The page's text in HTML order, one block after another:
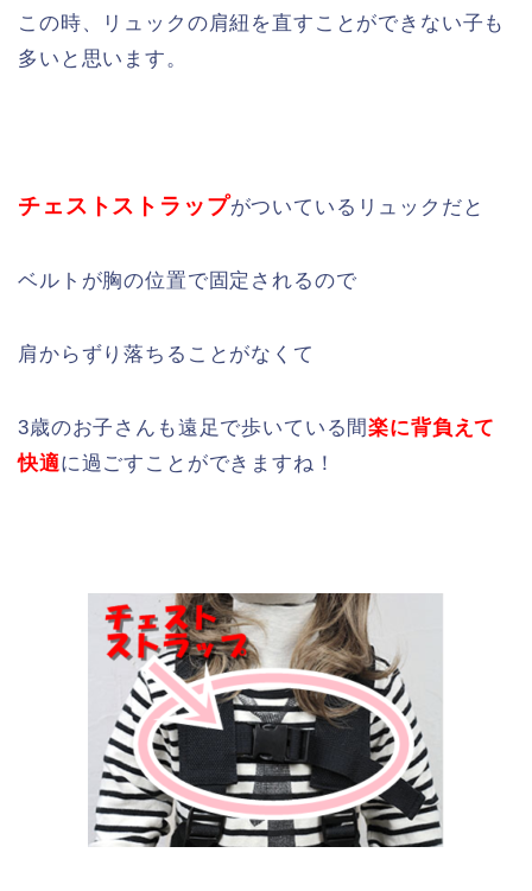
この時、リュックの肩紐を直すことができない子も
多いと思います。
チェストストラップがついているリュックだと
ベルトが胸の位置で固定されるので
肩からずり落ちることがなくて
3歳のお子さんも遠足で歩いている間楽に背負えて
快適に過ごすことができますね！